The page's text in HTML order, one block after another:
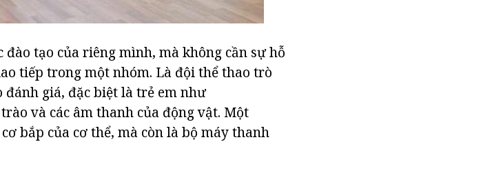
tạo của riêng mình, mà không cần sự hỗ
tiếp trong một nhóm. Là đội thể thao trò
đánh giá, đặc biệt là trẻ em như
và các âm thanh của động vật. Một
bắp của cơ thể, mà còn là bộ máy thanh